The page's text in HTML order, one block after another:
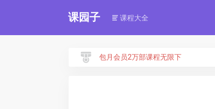
课园子 课程大全
包月会员2万部课程无限下